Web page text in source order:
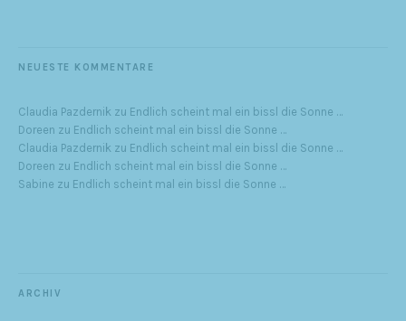
NEUESTE KOMMENTARE
Claudia Pazdernik zu Endlich scheint mal ein bissl die Sonne …
Doreen zu Endlich scheint mal ein bissl die Sonne …
Claudia Pazdernik zu Endlich scheint mal ein bissl die Sonne …
Doreen zu Endlich scheint mal ein bissl die Sonne …
Sabine zu Endlich scheint mal ein bissl die Sonne …
ARCHIV